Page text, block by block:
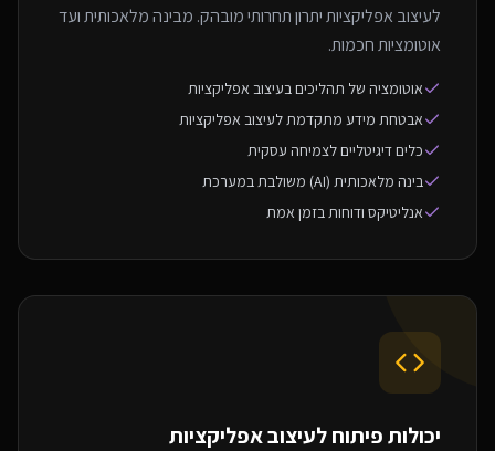
לעיצוב אפליקציות יתרון תחרותי מובהק. מבינה מלאכותית ועד
אוטומציות חכמות.
אוטומציה של תהליכים בעיצוב אפליקציות
אבטחת מידע מתקדמת לעיצוב אפליקציות
כלים דיגיטליים לצמיחה עסקית
בינה מלאכותית (AI) משולבת במערכת
אנליטיקס ודוחות בזמן אמת
יכולות פיתוח לעיצוב אפליקציות